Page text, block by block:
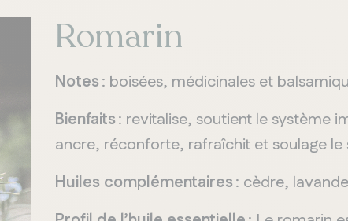
Romarin
Notes: boisées, médicinales et
Bienfaits: revitalise, soutient le système
ancre, réconforte, rafraîchit et soulage le
Huiles complémentaires: cèdre,